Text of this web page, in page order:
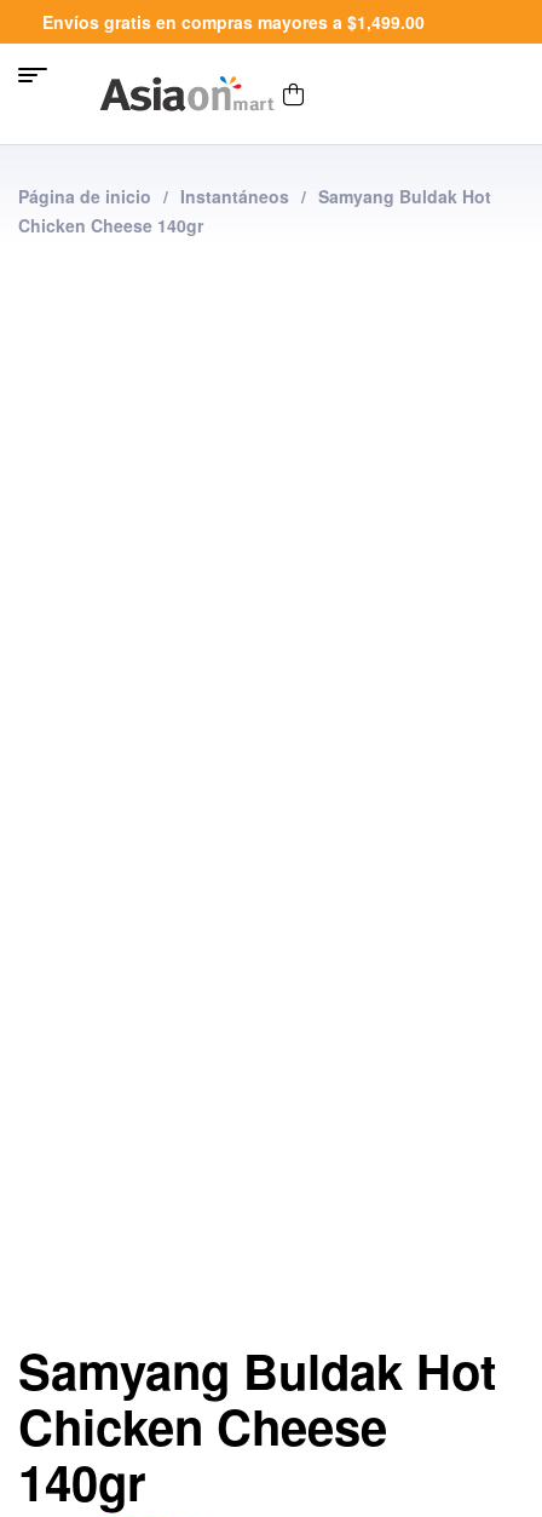
Envíos gratis en compras mayores a $1,499.00
Página de inicio / Instantáneos / Samyang Buldak Hot
Chicken Cheese 140gr
Samyang Buldak Hot
Chicken Cheese
140gr